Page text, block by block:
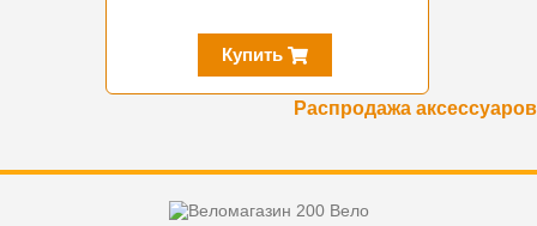
Купить
Распродажа аксессуаров